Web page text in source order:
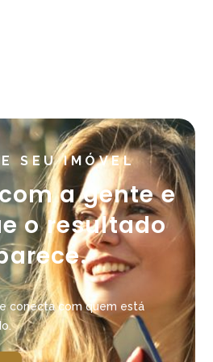
SEU IMÓVEL
a gente e
o resultado
conecta com quem está